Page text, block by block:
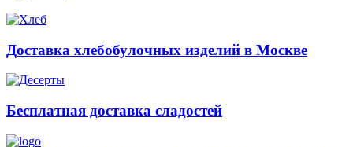
Доставка хлебобулочных изделий в Москве
Бесплатная доставка сладостей